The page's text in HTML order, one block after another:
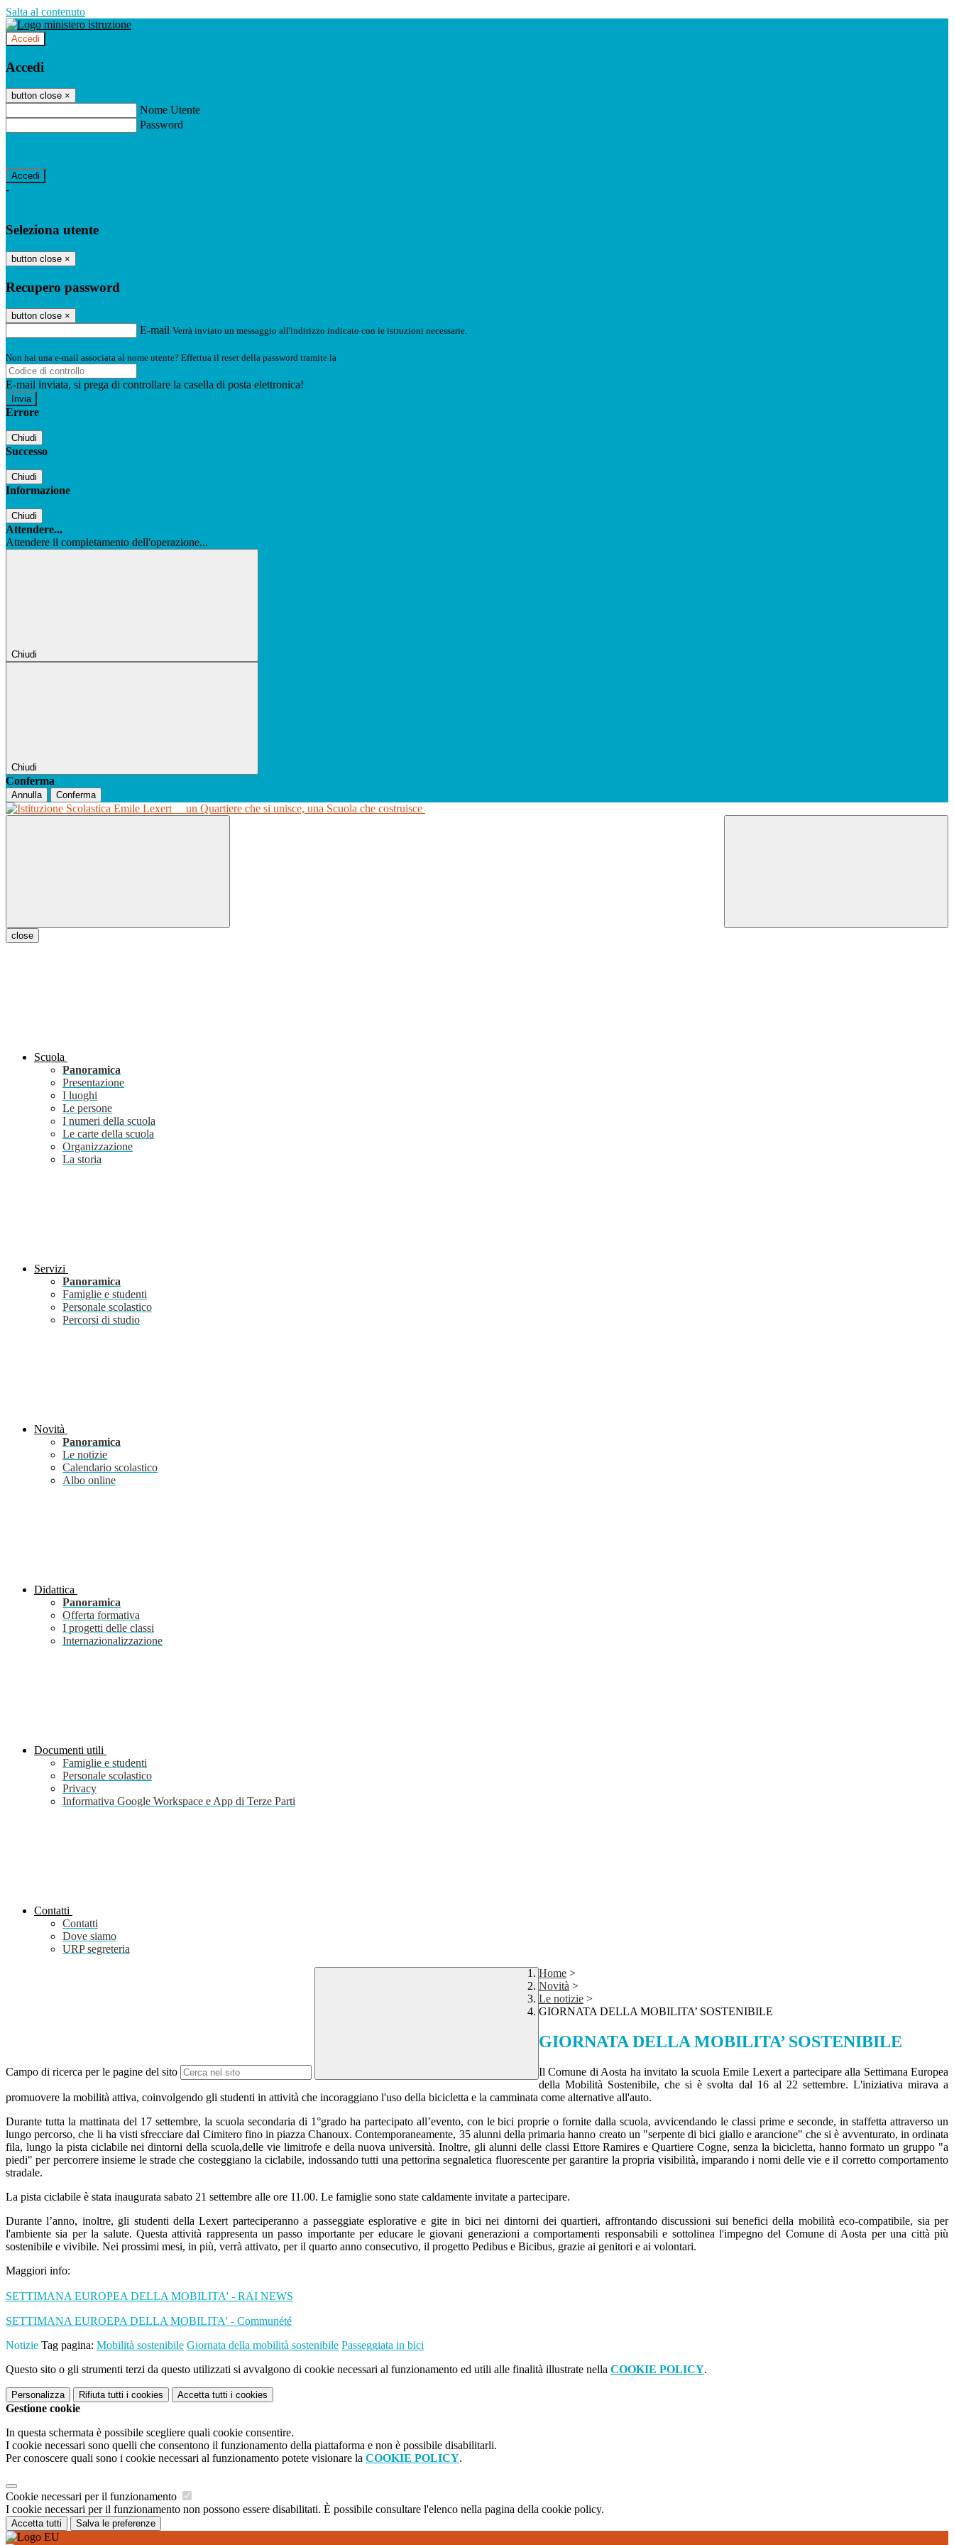
Salta al contenuto
Accedi
Accedi
button close ×
Nome Utente
Password
-
Seleziona utente
button close ×
Recupero password
button close ×
E-mail Verrà inviato un messaggio all'indirizzo indicato con le istruzioni necessarie.
Non hai una e-mail associata al nome utente? Effettua il reset della password tramite la
E-mail inviata, si prega di controllare la casella di posta elettronica!
Errore
Chiudi
Successo
Chiudi
Informazione
Chiudi
Attendere...
Attendere il completamento dell'operazione...
Chiudi
Chiudi
Conferma
Annulla Conferma
un Quartiere che si unisce, una Scuola che costruisce
close
Scuola
Panoramica
Presentazione
I luoghi
Le persone
I numeri della scuola
Le carte della scuola
Organizzazione
La storia
Servizi
Panoramica
Famiglie e studenti
Personale scolastico
Percorsi di studio
Novità
Panoramica
Le notizie
Calendario scolastico
Albo online
Didattica
Panoramica
Offerta formativa
I progetti delle classi
Internazionalizzazione
Documenti utili
Famiglie e studenti
Personale scolastico
Privacy
Informativa Google Workspace e App di Terze Parti
Contatti
Contatti
Dove siamo
URP segreteria
Campo di ricerca per le pagine del sito
Home >
Novità >
Le notizie >
GIORNATA DELLA MOBILITA’ SOSTENIBILE
GIORNATA DELLA MOBILITA’ SOSTENIBILE
Il Comune di Aosta ha invitato la scuola Emile Lexert a partecipare alla Settimana Europea
della Mobilità Sostenibile, che si è svolta dal 16 al 22 settembre. L'iniziativa mirava a
promuovere la mobilità attiva, coinvolgendo gli studenti in attività che incoraggiano l'uso della bicicletta e la camminata come alternative all'auto.
Durante tutta la mattinata del 17 settembre, la scuola secondaria di 1°grado ha partecipato all’evento, con le bici proprie o fornite dalla scuola, avvicendando le classi prime e seconde, in staffetta attraverso un
lungo percorso, che li ha visti sfrecciare dal Cimitero fino in piazza Chanoux. Contemporaneamente, 35 alunni della primaria hanno creato un "serpente di bici giallo e arancione" che si è avventurato, in ordinata
fila, lungo la pista ciclabile nei dintorni della scuola,delle vie limitrofe e della nuova università. Inoltre, gli alunni delle classi Ettore Ramires e Quartiere Cogne, senza la bicicletta, hanno formato un gruppo "a
piedi" per percorrere insieme le strade che costeggiano la ciclabile, indossando tutti una pettorina segnaletica fluorescente per garantire la propria visibilità, imparando i nomi delle vie e il corretto comportamento
stradale.
La pista ciclabile è stata inaugurata sabato 21 settembre alle ore 11.00. Le famiglie sono state caldamente invitate a partecipare.
Durante l’anno, inoltre, gli studenti della Lexert parteciperanno a passeggiate esplorative e gite in bici nei dintorni dei quartieri, affrontando discussioni sui benefici della mobilità eco-compatibile, sia per
l'ambiente sia per la salute. Questa attività rappresenta un passo importante per educare le giovani generazioni a comportamenti responsabili e sottolinea l'impegno del Comune di Aosta per una città più
sostenibile e vivibile. Nei prossimi mesi, in più, verrà attivato, per il quarto anno consecutivo, il progetto Pedibus e Bicibus, grazie ai genitori e ai volontari.
Maggiori info:
SETTIMANA EUROPEA DELLA MOBILITA' - RAI NEWS
SETTIMANA EUROEPA DELLA MOBILITA' - Communété
Notizie Tag pagina: Mobilità sostenibile Giornata della mobilità sostenibile Passeggiata in bici
Questo sito o gli strumenti terzi da questo utilizzati si avvalgono di cookie necessari al funzionamento ed utili alle finalità illustrate nella COOKIE POLICY.
Personalizza Rifiuta tutti i cookies Accetta tutti i cookies
Gestione cookie
In questa schermata è possibile scegliere quali cookie consentire.
I cookie necessari sono quelli che consentono il funzionamento della piattaforma e non è possibile disabilitarli.
Per conoscere quali sono i cookie necessari al funzionamento potete visionare la COOKIE POLICY.
Cookie necessari per il funzionamento
I cookie necessari per il funzionamento non possono essere disabilitati. È possibile consultare l'elenco nella pagina della cookie policy.
Accetta tutti Salva le preferenze